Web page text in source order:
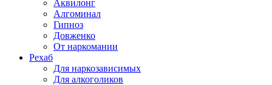
Аквилонг
Алгоминал
Гипноз
Довженко
От наркомании
Рехаб
Для наркозависимых
Для алкоголиков